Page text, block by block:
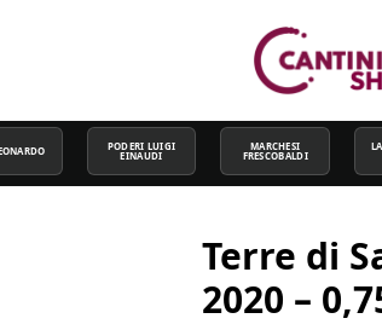
PODERI LUIGI
EINAUDI
MARCHESI
FRESCOBALDI
Terre di
2020 –